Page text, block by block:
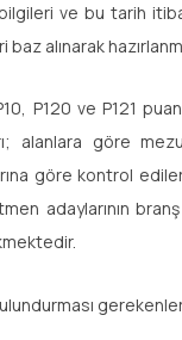
ve bu tarih
alınarak
P120 ve P121
alanlara göre
göre kontrol
adaylarının